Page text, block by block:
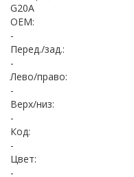
G20A
OEM:
-
Перед./зад.:
-
Лево/право:
-
Верх/низ:
-
Код:
-
Цвет:
-